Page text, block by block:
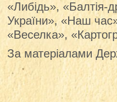
«Либідь», «Балтія-
України», «Наш
«Веселка»,
За матеріалами